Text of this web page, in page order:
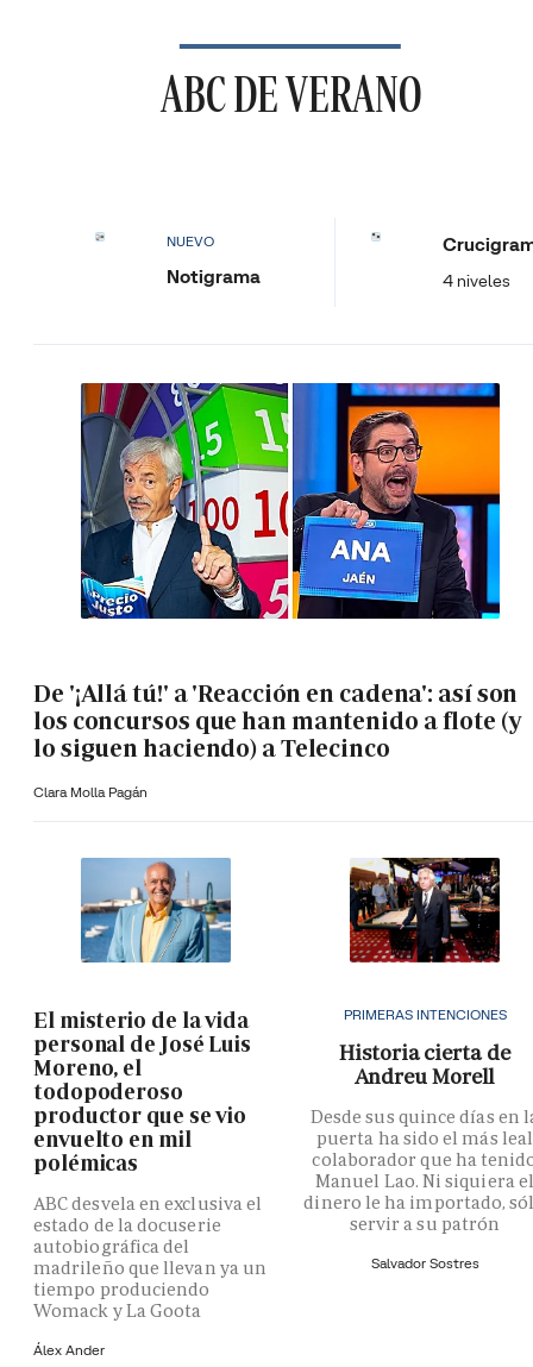
ABC DE VERANO
NUEVO
Notigrama 4 niveles
De '¡Allá tú!' a 'Reacción en cadena': así son
los concursos que han mantenido a flote (y
lo siguen haciendo) a Telecinco
Clara Molla Pagán
El misterio de la vida
personal de José Luis
Moreno, el
todopoderoso
productor que se vio
envuelto en mil
polémicas
ABC desvela en exclusiva el
estado de la docuserie
autobiográfica del
madrileño que llevan ya un
tiempo produciendo
Womack y La Goota
Álex Ander
PRIMERAS INTENCIONES
Historia cierta de
Andreu Morell
Desde sus quince días en
puerta ha sido el más leal
colaborador que ha
Manuel Lao. Ni siquiera
dinero le ha importado,
servir a su patrón
Salvador Sostres